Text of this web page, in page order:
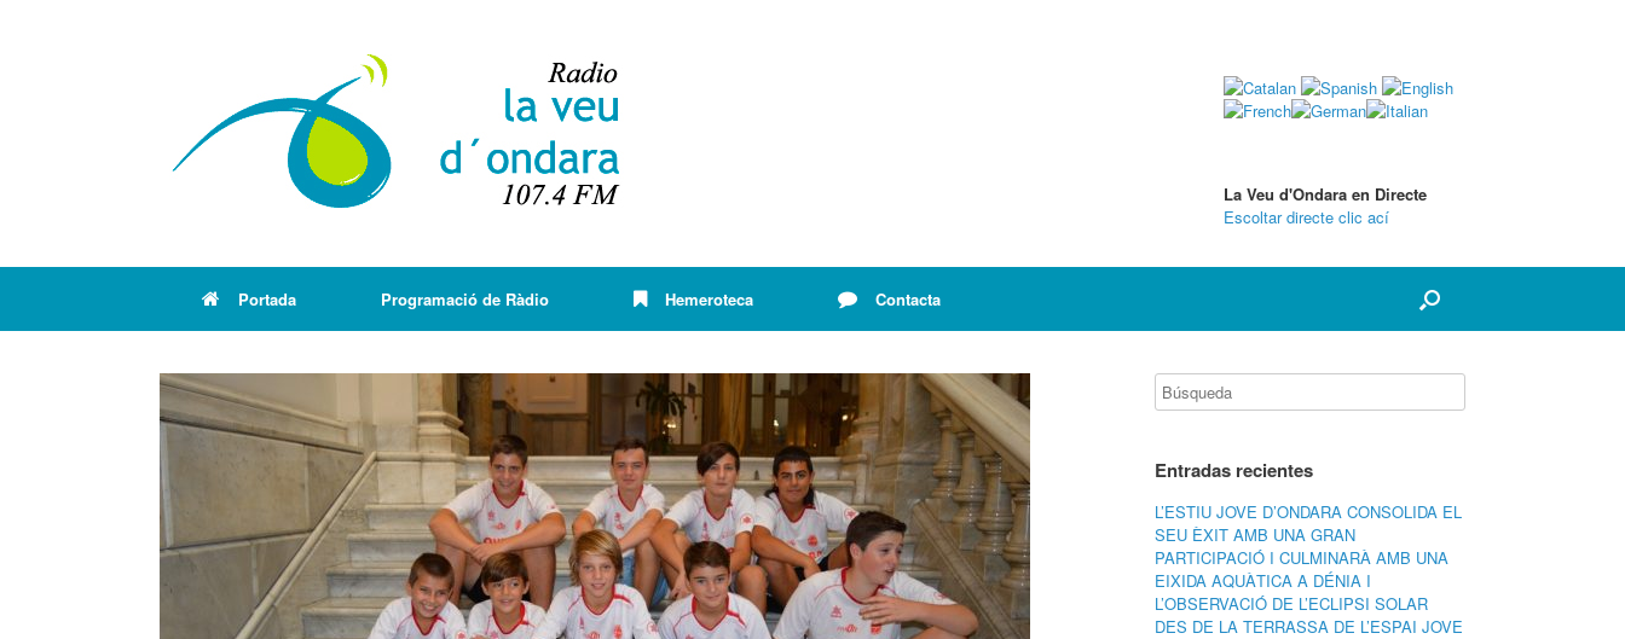
La Veu d'Ondara en Directe
Escoltar directe clic ací
Portada Programació de Ràdio Hemeroteca Contacta
Entradas recientes
L’ESTIU JOVE D’ONDARA CONSOLIDA EL
SEU ÈXIT AMB UNA GRAN
PARTICIPACIÓ I CULMINARÀ AMB UNA
EIXIDA AQUÀTICA A DÉNIA I
L’OBSERVACIÓ DE L’ECLIPSI SOLAR
DES DE LA TERRASSA DE L’ESPAI JOVE